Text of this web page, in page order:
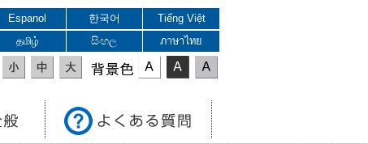
Espanol 한국어
Tiếng Việt
தமிழ் සිංහල ภาษาไทย
表示色